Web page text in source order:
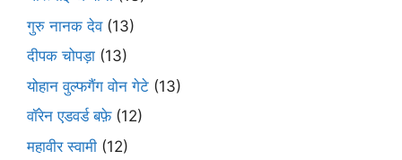
गुरु नानक देव(13)
दीपक चोपड़ा (13)
योहान वुल्फगैंग वोन गेटे (13)
वॉरेन एडवर्ड बफ़े(12)
महावीर स्वामी (12)